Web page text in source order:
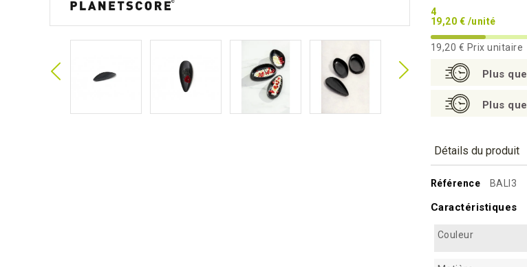
4
19,20 € /unité
19,20 € Prix unitaire
Plus que
Plus que
Détails du produit
Référence BALI3
Caractéristiques
Couleur